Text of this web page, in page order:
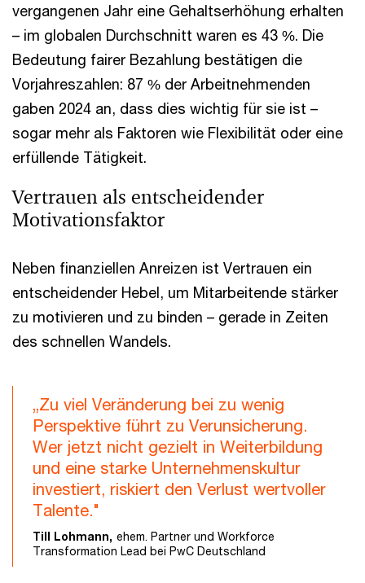
vergangenen Jahr eine Gehaltserhöhung erhalten
– im globalen Durchschnitt waren es 43 %. Die
Bedeutung fairer Bezahlung bestätigen die
Vorjahreszahlen: 87 % der Arbeitnehmenden
gaben 2024 an, dass dies wichtig für sie ist –
sogar mehr als Faktoren wie Flexibilität oder eine
erfüllende Tätigkeit.
Vertrauen als entscheidender
Motivationsfaktor
Neben finanziellen Anreizen ist Vertrauen ein
entscheidender Hebel, um Mitarbeitende stärker
zu motivieren und zu binden – gerade in Zeiten
des schnellen Wandels.
„Zu viel Veränderung bei zu wenig
Perspektive führt zu Verunsicherung.
Wer jetzt nicht gezielt in Weiterbildung
und eine starke Unternehmenskultur
investiert, riskiert den Verlust wertvoller
Talente."
Till Lohmann, ehem. Partner und Workforce
Transformation Lead bei PwC Deutschland